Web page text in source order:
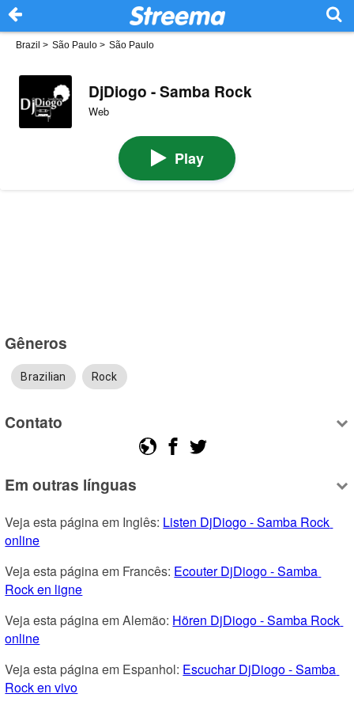
Brazil > São Paulo > São Paulo
DjDiogo - Samba Rock
Web
Play
Gêneros
Brazilian Rock
Contato
Em outras línguas
Veja esta página em Inglês: Listen DjDiogo - Samba Rock
online
Veja esta página em Francês: Ecouter DjDiogo - Samba
Rock en ligne
Veja esta página em Alemão: Hören DjDiogo - Samba Rock
online
Veja esta página em Espanhol: Escuchar DjDiogo - Samba
Rock en vivo